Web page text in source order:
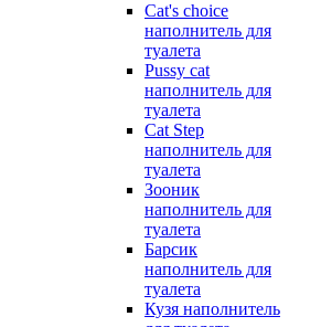
Cat's choice
наполнитель для
туалета
Pussy cat
наполнитель для
туалета
Cat Step
наполнитель для
туалета
Зооник
наполнитель для
туалета
Барсик
наполнитель для
туалета
Кузя наполнитель